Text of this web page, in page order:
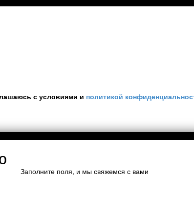
с условиями и политикой
Заполните поля, и мы свяжемся с вами